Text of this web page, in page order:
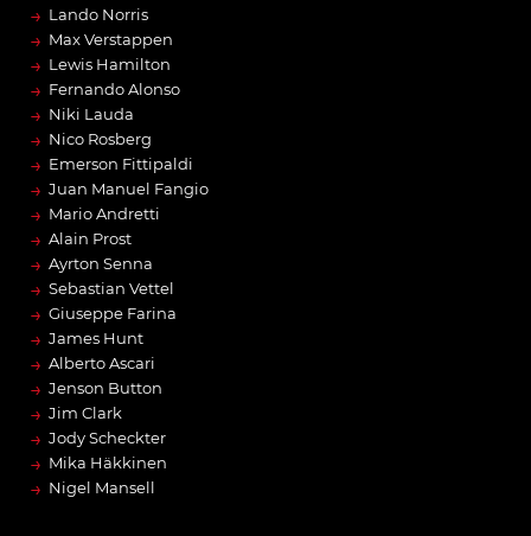
→ Lando Norris
→ Max Verstappen
→ Lewis Hamilton
→ Fernando Alonso
→ Niki Lauda
→ Nico Rosberg
→ Emerson Fittipaldi
→ Juan Manuel Fangio
→ Mario Andretti
→ Alain Prost
→ Ayrton Senna
→ Sebastian Vettel
→ Giuseppe Farina
→ James Hunt
→ Alberto Ascari
→ Jenson Button
→ Jim Clark
→ Jody Scheckter
→ Mika Häkkinen
→ Nigel Mansell